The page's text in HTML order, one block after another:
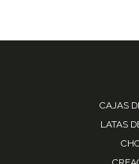
CAJAS
LATAS